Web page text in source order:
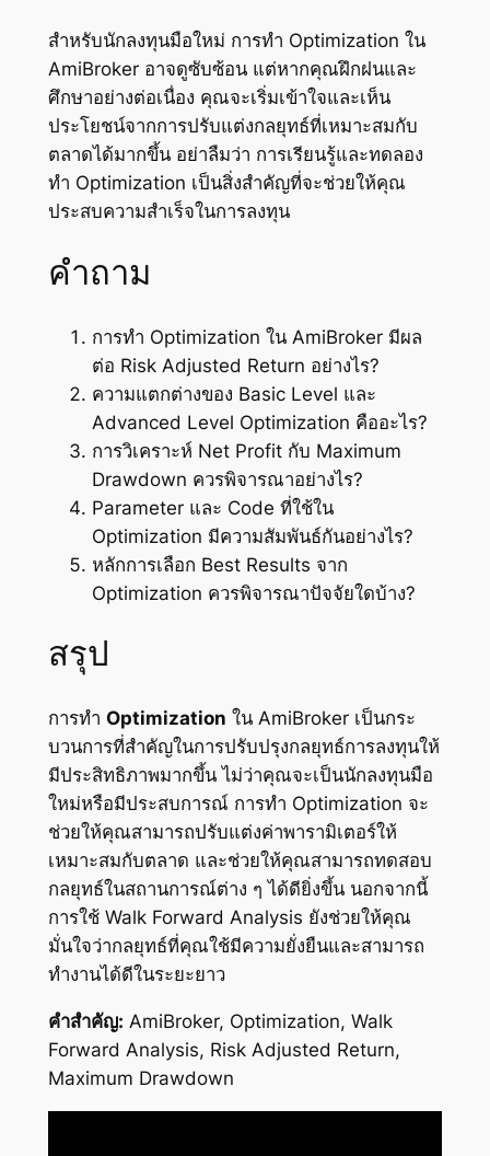
สำหรับนักลงทุนมือใหม่ การทำ Optimization ใน
AmiBroker อาจดูซับซ้อน แต่หากคุณฝึกฝนและ
ศึกษาอย่างต่อเนื่อง คุณจะเริ่มเข้าใจและเห็น
ประโยชน์จากการปรับแต่งกลยุทธ์ที่เหมาะสมกับ
ตลาดได้มากขึ้น อย่าลืมว่า การเรียนรู้และทดลอง
ทำ Optimization เป็นสิ่งสำคัญที่จะช่วยให้คุณ
ประสบความสำเร็จในการลงทุน
คำถาม
การทำ Optimization ใน AmiBroker มีผล
ต่อ Risk Adjusted Return อย่างไร?
ความแตกต่างของ Basic Level และ
Advanced Level Optimization คืออะไร?
การวิเคราะห์ Net Profit กับ Maximum
Drawdown ควรพิจารณาอย่างไร?
Parameter และ Code ที่ใช้ใน
Optimization มีความสัมพันธ์กันอย่างไร?
หลักการเลือก Best Results จาก
Optimization ควรพิจารณาปัจจัยใดบ้าง?
สรุป
การทำ Optimization ใน AmiBroker เป็นกระ
บวนการที่สำคัญในการปรับปรุงกลยุทธ์การลงทุนให้
มีประสิทธิภาพมากขึ้น ไม่ว่าคุณจะเป็นนักลงทุนมือ
ใหม่หรือมีประสบการณ์ การทำ Optimization จะ
ช่วยให้คุณสามารถปรับแต่งค่าพารามิเตอร์ให้
เหมาะสมกับตลาด และช่วยให้คุณสามารถทดสอบ
กลยุทธ์ในสถานการณ์ต่าง ๆ ได้ดียิ่งขึ้น นอกจากนี้
การใช้ Walk Forward Analysis ยังช่วยให้คุณ
มั่นใจว่ากลยุทธ์ที่คุณใช้มีความยั่งยืนและสามารถ
ทำงานได้ดีในระยะยาว
คำสำคัญ: AmiBroker, Optimization, Walk
Forward Analysis, Risk Adjusted Return,
Maximum Drawdown